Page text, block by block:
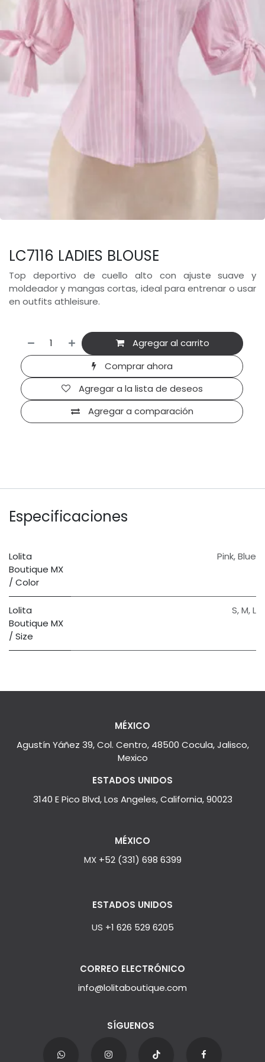
LC7116 LADIES BLOUSE
Top deportivo de cuello alto con ajuste suave y
moldeador y mangas cortas, ideal para entrenar o usar
en outfits athleisure.
Agregar al carrito
Comprar ahora
Agregar a comparación
Agregar a la lista de deseos
Especificaciones
Lolita
Boutique MX
/ Color
Pink,Blue
Lolita
Boutique MX
/ Size
S,M,L
MÉXICO
Agustín Yáñez 39, Col. Centro, 48500 Cocula, Jalisco,
Mexico
ESTADOS UNIDOS
3140 E Pico Blvd, Los Angeles, California, 90023
MÉXICO
MX +52 (331) 698 6399
ESTADOS UNIDOS
US +1 626 529 6205
CORREO ELECTRÓNICO
info@lolitaboutique.com
SÍGUENOS